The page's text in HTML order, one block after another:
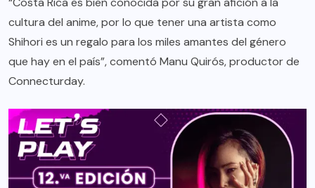
cultura del anime, por lo que tener una artista como
Shihori es un regalo para los miles amantes del género
que hay en el país”, comentó Manu Quirós, productor de
Connecturday.